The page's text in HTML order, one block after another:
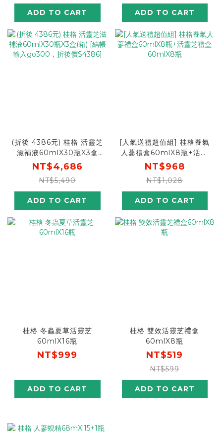
ADD TO CART
再送200元超商卡]
ADD TO CART
(折後 4386元) 桂格 活靈芝
滋補液60mlX30瓶X3盒
(箱) [結帳輸入go300，折
後價$4386]
NT$4,686
NT$5,490
ADD TO CART
[人氣送禮超值組] 桂格養氣
人蔘禮盒60mlX8瓶+活靈
芝禮盒60mlX8瓶
NT$968
NT$1,028
ADD TO CART
桂格 冬蟲夏草活靈芝
60mlX16瓶
NT$999
ADD TO CART
桂格 雙效活靈芝禮盒
60mlX8瓶
NT$519
NT$599
ADD TO CART